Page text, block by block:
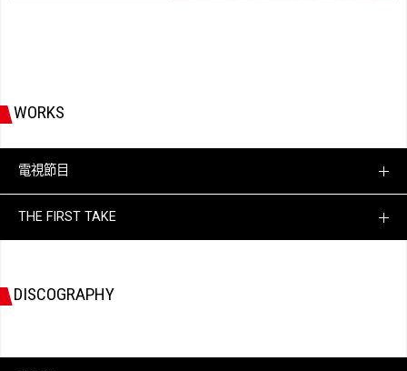
WORKS
電視節目
THE FIRST TAKE
DISCOGRAPHY